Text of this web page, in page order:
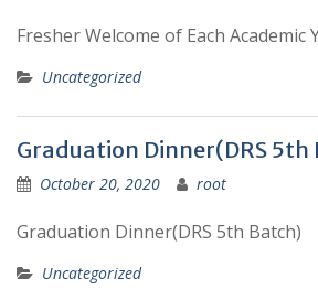
Fresher Welcome of Each Academic
Uncategorized
Graduation Dinner(DRS 5th
October 20, 2020 root
Graduation Dinner(DRS 5th Batch)
Uncategorized